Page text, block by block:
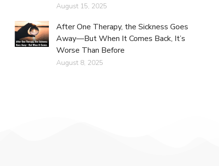
August 15, 2025
After One Therapy, the Sickness Goes
Away—But When It Comes Back, It’s
Worse Than Before
August 8, 2025